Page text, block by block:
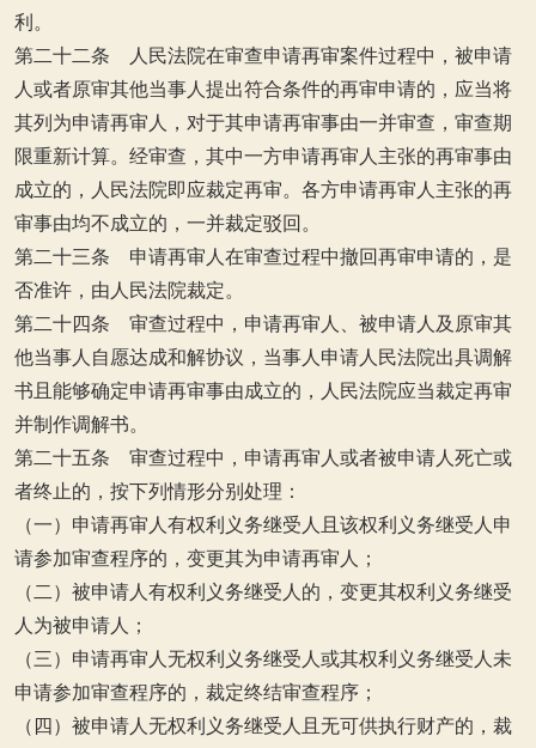
利。
第二十二条 人民法院在审查申请再审案件过程中，被申请
人或者原审其他当事人提出符合条件的再审申请的，应当将
其列为申请再审人，对于其申请再审事由一并审查，审查期
限重新计算。经审查，其中一方申请再审人主张的再审事由
成立的，人民法院即应裁定再审。各方申请再审人主张的再
审事由均不成立的，一并裁定驳回。
第二十三条 申请再审人在审查过程中撤回再审申请的，是
否准许，由人民法院裁定。
第二十四条 审查过程中，申请再审人、被申请人及原审其
他当事人自愿达成和解协议，当事人申请人民法院出具调解
书且能够确定申请再审事由成立的，人民法院应当裁定再审
并制作调解书。
第二十五条 审查过程中，申请再审人或者被申请人死亡或
者终止的，按下列情形分别处理：
（一）申请再审人有权利义务继受人且该权利义务继受人申
请参加审查程序的，变更其为申请再审人；
（二）被申请人有权利义务继受人的，变更其权利义务继受
人为被申请人；
（三）申请再审人无权利义务继受人或其权利义务继受人未
申请参加审查程序的，裁定终结审查程序；
（四）被申请人无权利义务继受人且无可供执行财产的，裁